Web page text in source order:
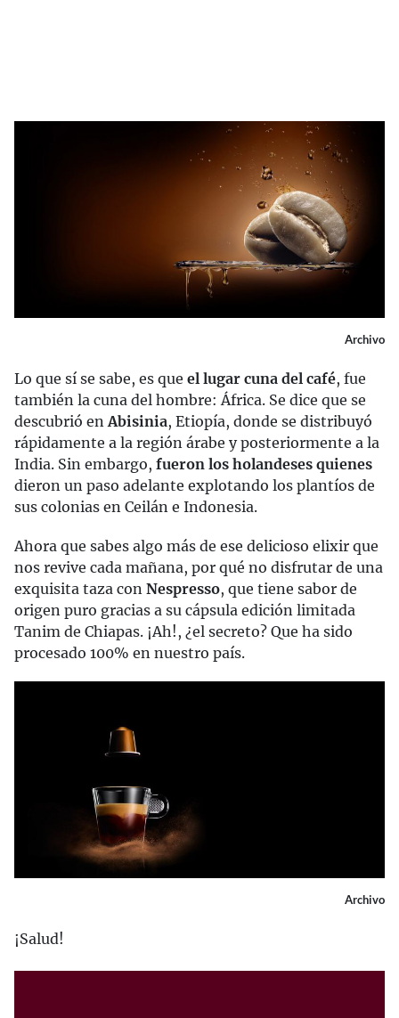
Archivo
Lo que sí se sabe, es que el lugar cuna del café, fue
también la cuna del hombre: África. Se dice que se
descubrió en Abisinia, Etiopía, donde se distribuyó
rápidamente a la región árabe y posteriormente a la
India. Sin embargo, fueron los holandeses quienes
dieron un paso adelante explotando los plantíos de
sus colonias en Ceilán e Indonesia.
Ahora que sabes algo más de ese delicioso elixir que
nos revive cada mañana, por qué no disfrutar de una
exquisita taza con Nespresso, que tiene sabor de
origen puro gracias a su cápsula edición limitada
Tanim de Chiapas. ¡Ah!, ¿el secreto? Que ha sido
procesado 100% en nuestro país.
Archivo
¡Salud!